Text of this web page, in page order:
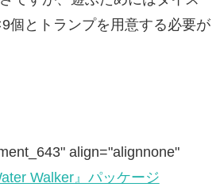
個とトランプを用意する必要が
align="alignnone"